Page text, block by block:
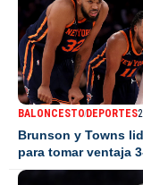
BALONCESTODEPORTES
Brunson y Towns
para tomar ventaja